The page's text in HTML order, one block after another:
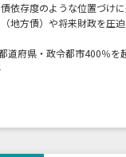
依存度のような位置づけ
地方債）や将来財政を圧
道府県・政令都市400％を